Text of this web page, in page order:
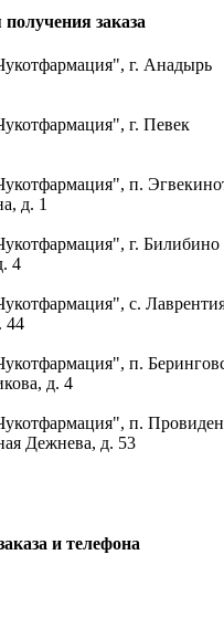
заказа
г. Анадырь
г. Певек
п.
д. 1
г. Билибино
4
с.
44
п.
д. 4
п.
Дежнева, д. 53
и телефона